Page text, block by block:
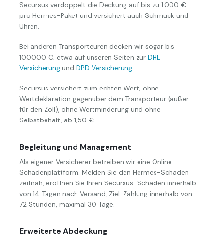
Secursus verdoppelt die Deckung auf bis zu 1.000 €
pro Hermes-Paket und versichert auch Schmuck und
Uhren.
Bei anderen Transporteuren decken wir sogar bis
100.000 €, etwa auf unseren Seiten zur DHL
Versicherung und DPD Versicherung.
Secursus versichert zum echten Wert, ohne
Wertdeklaration gegenüber dem Transporteur (außer
für den Zoll), ohne Wertminderung und ohne
Selbstbehalt, ab 1,50 €.
Begleitung und Management
Als eigener Versicherer betreiben wir eine Online-
Schadenplattform. Melden Sie den Hermes-Schaden
zeitnah, eröffnen Sie Ihren Secursus-Schaden innerhalb
von 14 Tagen nach Versand, Ziel: Zahlung innerhalb von
72 Stunden, maximal 30 Tage.
Erweiterte Abdeckung